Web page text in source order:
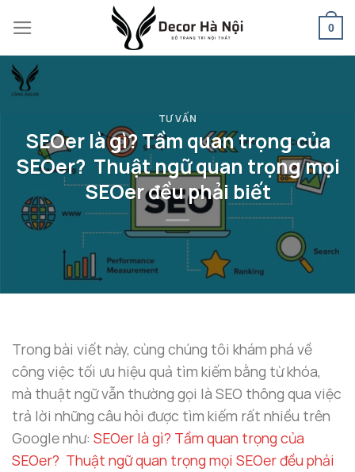
to
content
0
TƯ VẤN
SEOer là gì? Tầm quan trọng của
SEOer? Thuật ngữ quan trọng mọi
SEOer đều phải biết
Trong bài viết này, cùng chúng tôi khám phá về
công việc tối ưu hiệu quả tìm kiếm bằng từ khóa,
mà thuật ngữ vẫn thường gọi là SEO thông qua việc
trả lời những câu hỏi được tìm kiếm rất nhiều trên
Google như: SEOer là gì? Tầm quan trọng của
SEOer? Thuật ngữ quan trọng mọi SEOer đều phải